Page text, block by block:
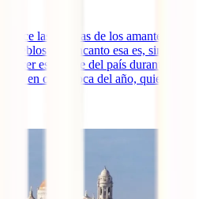
hace las delicias de los amantes de
pueblos con encanto esa es, sin
esta parte del país durante la
en otra época del año, quieres